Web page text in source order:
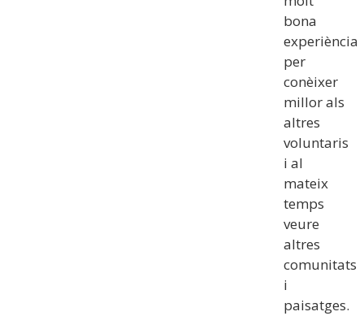
bona
experiència
per
conèixer
millor als
altres
voluntaris
i al
mateix
temps
veure
altres
comunitats
i
paisatges.